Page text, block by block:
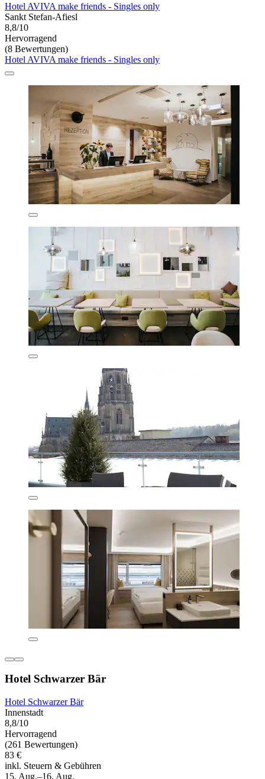
Hotel AVIVA make friends - Singles only
Sankt Stefan-Afiesl
8,8/10
Hervorragend
(8 Bewertungen)
Hotel AVIVA make friends - Singles only
Hotel Schwarzer Bär
Hotel Schwarzer Bär
Innenstadt
8,8/10
Hervorragend
(261 Bewertungen)
83 €
inkl. Steuern & Gebühren
15. Aug.–16. Aug.